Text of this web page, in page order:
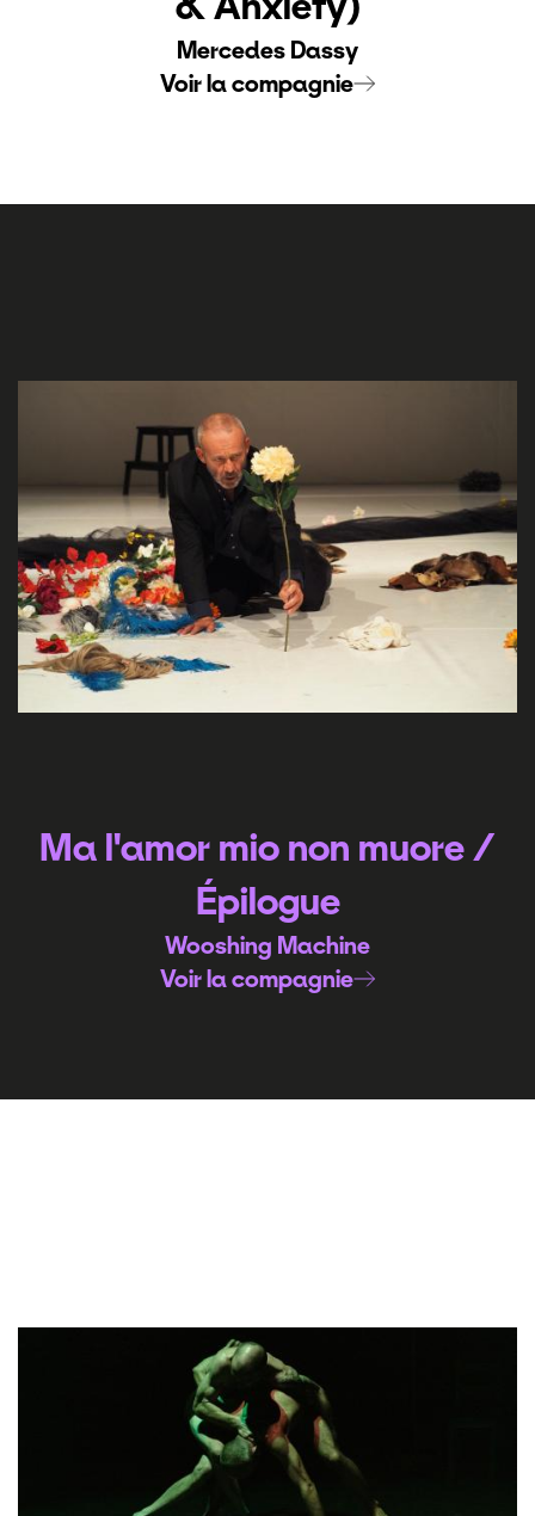
Mercedes Dassy
Voir la compagnie
Ma l'amor mio non muore /
Épilogue
Wooshing Machine
Voir la compagnie